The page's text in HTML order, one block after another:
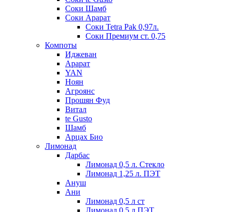
Соки Шамб
Соки Арарат
Соки Tetra Pak 0,97л.
Соки Премиум ст. 0,75
Компоты
Иджеван
Арарат
YAN
Ноян
Агроянс
Прошян Фуд
Витал
te Gusto
Шамб
Арцах Био
Лимонад
Дарбас
Лимонад 0,5 л. Стекло
Лимонад 1,25 л. ПЭТ
Ануш
Ани
Лимонад 0,5 л ст
Лимонад 0,5 л ПЭТ